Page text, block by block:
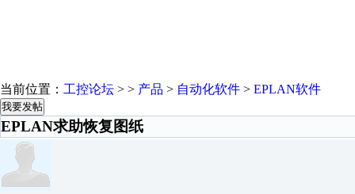
当前位置： 工控论坛 > > 产品 > 自动化软件 > EPLAN软件
我要发帖
EPLAN求助恢复图纸